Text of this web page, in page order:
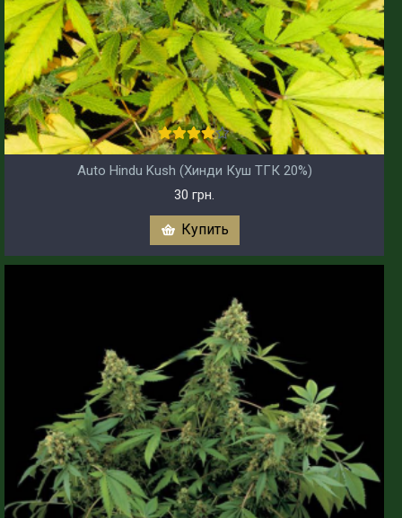
Auto Hindu Kush (Хинди Куш ТГК 20%)
30 грн.
Купить